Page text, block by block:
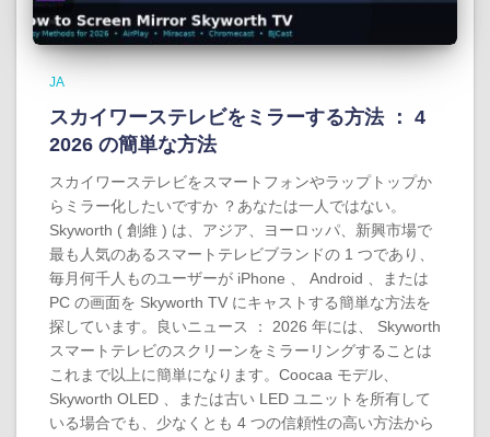
JA
スカイワーステレビをミラーする方法 ： 4
2026 の簡単な方法
スカイワーステレビをスマートフォンやラップトップか
らミラー化したいですか ？あなたは一人ではない。
Skyworth ( 創維 ) は、アジア、ヨーロッパ、新興市場で
最も人気のあるスマートテレビブランドの 1 つであり、
毎月何千人ものユーザーが iPhone 、 Android 、または
PC の画面を Skyworth TV にキャストする簡単な方法を
探しています。良いニュース ： 2026 年には、 Skyworth
スマートテレビのスクリーンをミラーリングすることは
これまで以上に簡単になります。Coocaa モデル、
Skyworth OLED 、または古い LED ユニットを所有して
いる場合でも、少なくとも 4 つの信頼性の高い方法から